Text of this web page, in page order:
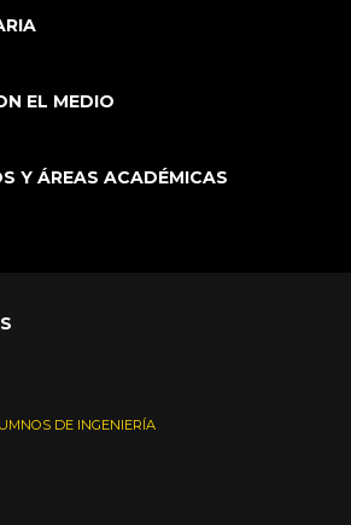
EL MEDIO
Y ÁREAS ACADÉMICAS
DE INGENIERÍA